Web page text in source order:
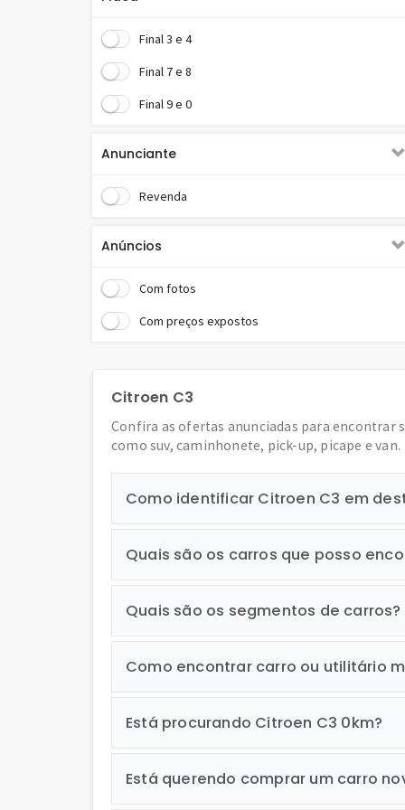
Final 3 e 4
Final 7 e 8
Final 9 e 0
Anunciante
Revenda
Anúncios
Com fotos
Com preços expostos
Citroen C3
Confira as ofertas anunciadas para encontrar
como suv, caminhonete, pick-up, picape e van.
Como identificar Citroen C3 em
Quais são os carros que posso
Quais são os segmentos de carros?
Como encontrar carro ou utilitário
Está procurando Citroen C3 0km?
Está querendo comprar um carro